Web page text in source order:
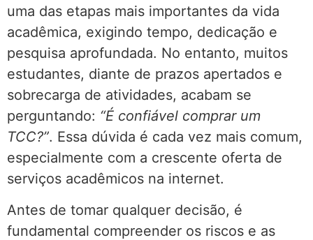
uma das etapas mais importantes da vida
acadêmica, exigindo tempo, dedicação e
pesquisa aprofundada. No entanto, muitos
estudantes, diante de prazos apertados e
sobrecarga de atividades, acabam se
perguntando: “É confiável comprar um
TCC?”. Essa dúvida é cada vez mais comum,
especialmente com a crescente oferta de
serviços acadêmicos na internet.
Antes de tomar qualquer decisão, é
fundamental compreender os riscos e as